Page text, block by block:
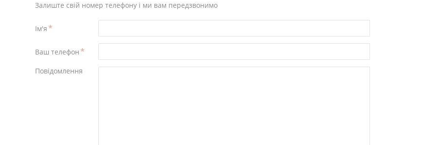
Залиште свій номер телефону і ми вам передзвонимо
Ім'я
Ваш телефон
Повідомлення